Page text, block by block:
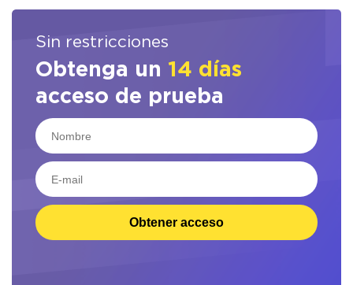
Sin restricciones
Obtenga un 14 días
acceso de prueba
Obtener acceso